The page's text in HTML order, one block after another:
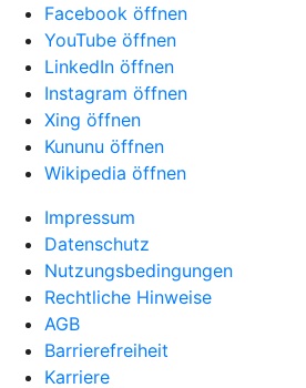
Facebook öffnen
YouTube öffnen
LinkedIn öffnen
Instagram öffnen
Xing öffnen
Kununu öffnen
Wikipedia öffnen
Impressum
Datenschutz
Nutzungsbedingungen
Rechtliche Hinweise
AGB
Barrierefreiheit
Karriere